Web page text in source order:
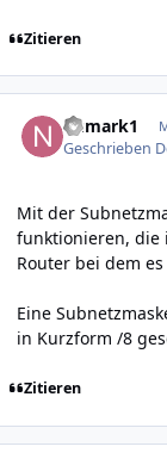
Zitieren
numark1
Geschrieben
Mit der
funktionieren, die
Router bei dem
Eine
in Kurzform /8
Zitieren